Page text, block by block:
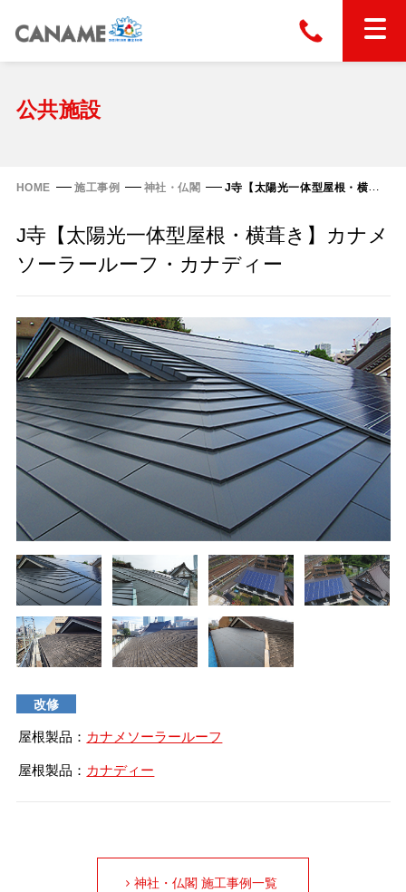
ホーム
縦葺き屋根
スタンディングロック
フリーハットⅡ型
FHR-2000
フラットライン
エコウェーブ
横葺き屋根
タイマルーフ M型
タイマルーフ F25
タイマルーフ T型
カナメ一文字葺き
金属瓦
カナメルーフ
洋瓦王(ヨウガオウ)
通気断熱工法
Vi65
Vi65 PLUS
Vi75・Vi125
Viカバー50
換気棟システム
換気棟システム
デザイン軒樋
カナメシャープ樋
屋根の改修
技術情報
ダウンロード
お問い合わせ
公共施設
HOME 施工事例 神社・仏閣 J寺【太陽光一体型屋根・横葺き】カナメソーラールーフ・カナディー
J寺【太陽光一体型屋根・横葺き】カナメ
ソーラールーフ・カナディー
改修
屋根製品： カナメソーラールーフ
屋根製品： カナディー
神社・仏閣 施工事例一覧